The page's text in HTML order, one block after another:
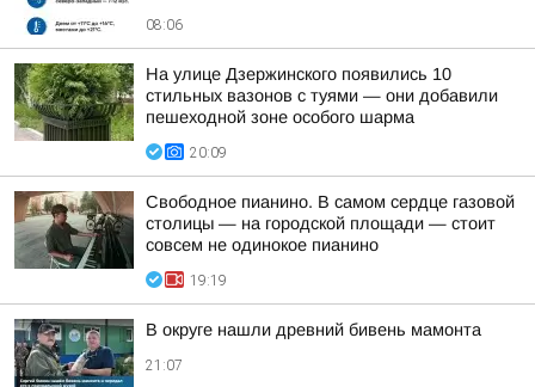
08:06
На улице Дзержинского появились 10
стильных вазонов с туями — они добавили
пешеходной зоне особого шарма
20:09
Свободное пианино. В самом сердце газовой
столицы — на городской площади — стоит
совсем не одинокое пианино
19:19
В округе нашли древний бивень мамонта
21:07